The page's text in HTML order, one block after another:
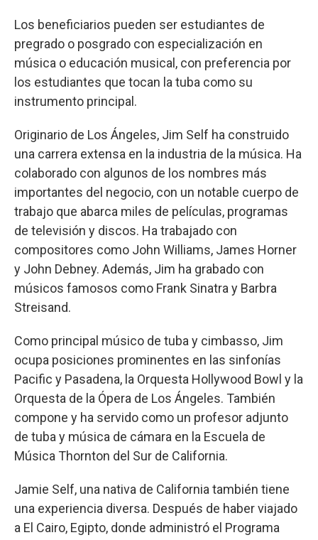
Los beneficiarios pueden ser estudiantes de
pregrado o posgrado con especialización en
música o educación musical, con preferencia por
los estudiantes que tocan la tuba como su
instrumento principal.
Originario de Los Ángeles, Jim Self ha construido
una carrera extensa en la industria de la música. Ha
colaborado con algunos de los nombres más
importantes del negocio, con un notable cuerpo de
trabajo que abarca miles de películas, programas
de televisión y discos. Ha trabajado con
compositores como John Williams, James Horner
y John Debney. Además, Jim ha grabado con
músicos famosos como Frank Sinatra y Barbra
Streisand.
Como principal músico de tuba y cimbasso, Jim
ocupa posiciones prominentes en las sinfonías
Pacific y Pasadena, la Orquesta Hollywood Bowl y la
Orquesta de la Ópera de Los Ángeles. También
compone y ha servido como un profesor adjunto
de tuba y música de cámara en la Escuela de
Música Thornton del Sur de California.
Jamie Self, una nativa de California también tiene
una experiencia diversa. Después de haber viajado
a El Cairo, Egipto, donde administró el Programa